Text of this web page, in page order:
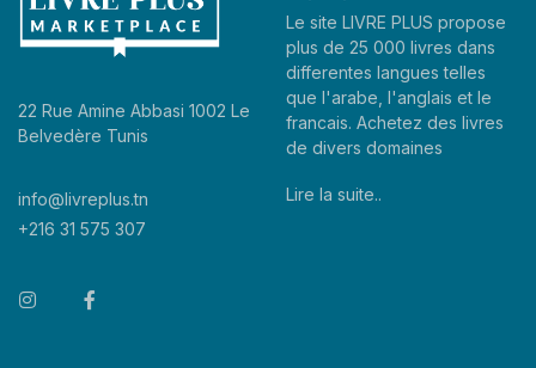
22 Rue Amine Abbasi 1002 Le
Belvedère Tunis
info@livreplus.tn
+216 31 575 307
Le site LIVRE PLUS propose
plus de 25 000 livres dans
differentes langues telles
que l'arabe, l'anglais et le
francais. Achetez des livres
de divers domaines
Lire la suite..